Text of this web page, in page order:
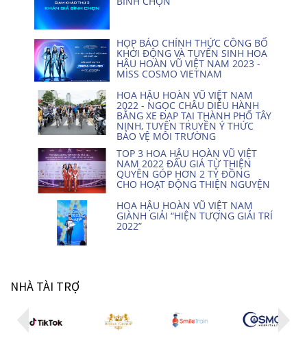
HỌP BÁO CHÍNH THỨC CÔNG BỐ
KHỞI ĐỘNG VÀ TUYỂN SINH HOA
HẬU HOÀN VŨ VIỆT NAM 2023 -
MISS COSMO VIETNAM
HOA HẬU HOÀN VŨ VIỆT NAM
2022 - NGỌC CHÂU DIỄU HÀNH
BẰNG XE ĐẠP TẠI THÀNH PHỐ TÂY
NINH, TUYÊN TRUYỀN Ý THỨC
BẢO VỆ MÔI TRƯỜNG
TOP 3 HOA HẬU HOÀN VŨ VIỆT
NAM 2022 ĐẤU GIÁ TỪ THIỆN
QUYÊN GÓP HƠN 2 TỶ ĐỒNG
CHO HOẠT ĐỘNG THIỆN NGUYỆN
HOA HẬU HOÀN VŨ VIỆT NAM
GIÀNH GIẢI “HIỆN TƯỢNG GIẢI TRÍ
2022”
NHÀ TÀI TRỢ